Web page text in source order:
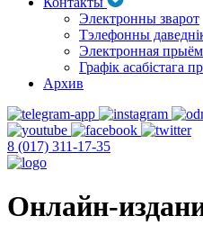
Электронны зварот
Тэлефонны
Электронная
Графік асабістага
Архив
8 (017) 311-17-35
Онлайн-